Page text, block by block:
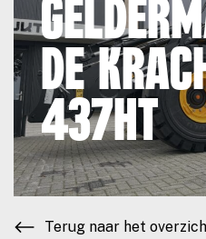
de
437HT
Terug naar het